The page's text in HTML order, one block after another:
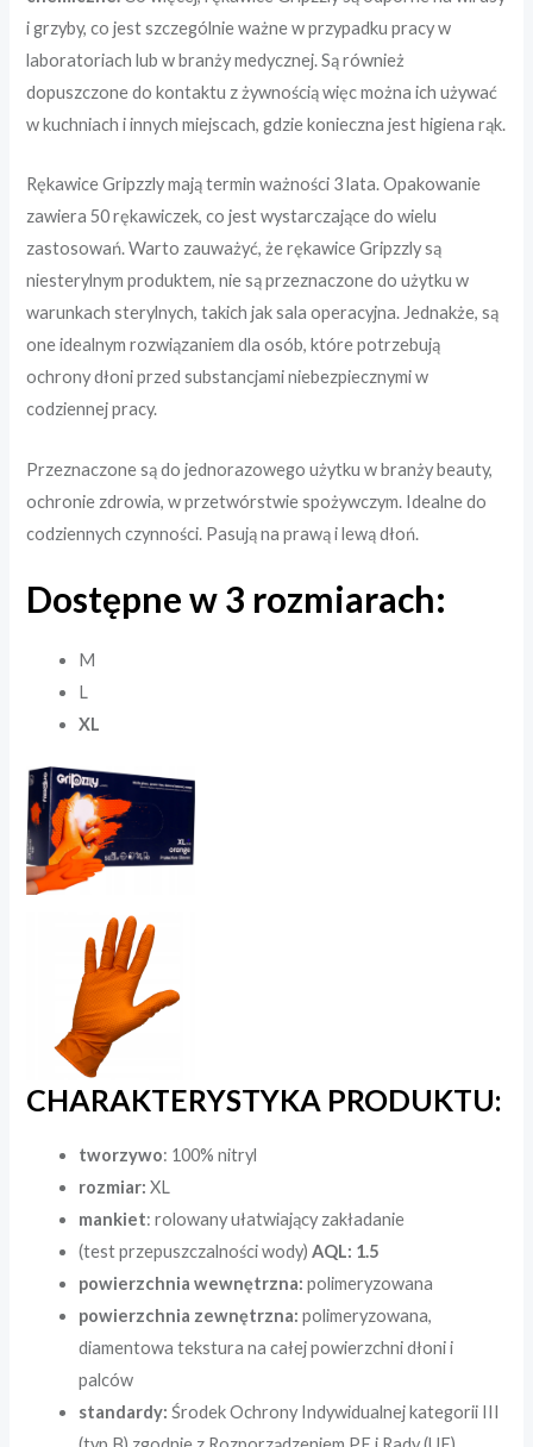
i grzyby, co jest szczególnie ważne w przypadku pracy w
laboratoriach lub w branży medycznej. Są również
dopuszczone do kontaktu z żywnością więc można ich używać
w kuchniach i innych miejscach, gdzie konieczna jest higiena rąk.
Rękawice Gripzzly mają termin ważności 3 lata. Opakowanie
zawiera 50 rękawiczek, co jest wystarczające do wielu
zastosowań. Warto zauważyć, że rękawice Gripzzly są
niesterylnym produktem, nie są przeznaczone do użytku w
warunkach sterylnych, takich jak sala operacyjna. Jednakże, są
one idealnym rozwiązaniem dla osób, które potrzebują
ochrony dłoni przed substancjami niebezpiecznymi w
codziennej pracy.
Przeznaczone są do jednorazowego użytku w branży beauty,
ochronie zdrowia, w przetwórstwie spożywczym. Idealne do
codziennych czynności. Pasują na prawą i lewą dłoń.
Dostępne w 3 rozmiarach:
M
L
XL
CHARAKTERYSTYKA PRODUKTU:
tworzywo: 100% nitryl
rozmiar: XL
mankiet: rolowany ułatwiający zakładanie
(test przepuszczalności wody)AQL: 1.5
powierzchnia wewnętrzna: polimeryzowana
powierzchnia zewnętrzna: polimeryzowana,
diamentowa tekstura na całej powierzchni dłoni i
palców
standardy:Środek Ochrony Indywidualnej kategorii III